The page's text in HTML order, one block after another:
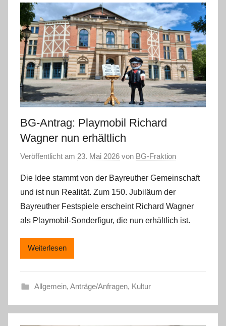
BG-Antrag: Playmobil Richard
Wagner nun erhältlich
Veröffentlicht am 23. Mai 2026 von BG-Fraktion
Die Idee stammt von der Bayreuther Gemeinschaft
und ist nun Realität. Zum 150. Jubiläum der
Bayreuther Festspiele erscheint Richard Wagner
als Playmobil-Sonderfigur, die nun erhältlich ist.
Weiterlesen
Allgemein, Anträge/Anfragen, Kultur